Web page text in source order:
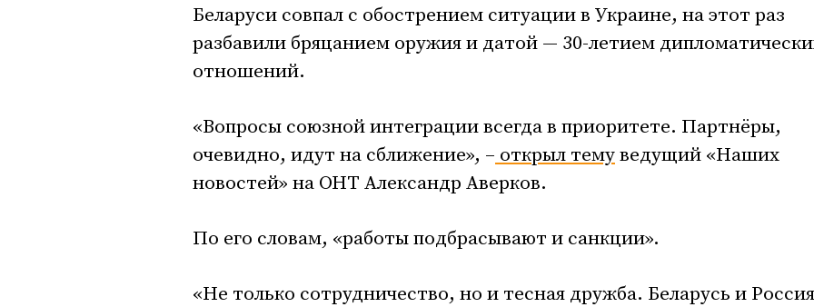
Беларуси совпал с обострением ситуации в Украине, на этот раз
разбавили бряцанием оружия и датой — 30-летием
отношений.
«Вопросы союзной интеграции всегда в приоритете. Партнёры,
очевидно, идут на сближение», – открыл темуведущий «Наших
новостей» на ОНТ Александр Аверков.
По его словам, «работы подбрасывают и санкции».
«Не только сотрудничество, но и тесная дружба. Беларусь и Россия